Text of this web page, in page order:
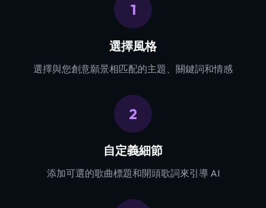
1
選擇風格
選擇與您創意願景相匹配的主題、關鍵詞和情感
2
自定義細節
添加可選的歌曲標題和開頭歌詞來引導 AI